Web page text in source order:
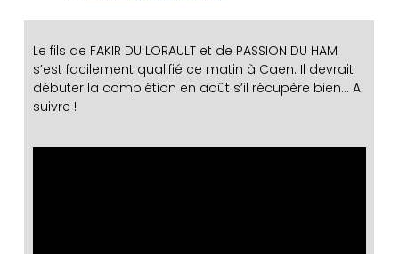
Le fils de FAKIR DU LORAULT et de PASSION DU HAM
s’est facilement qualifié ce matin à Caen. Il devrait
débuter la complétion en août s’il récupère bien… A
suivre !